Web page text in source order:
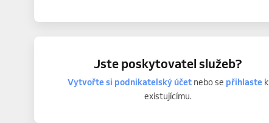
Jste poskytovatel služeb?
Vytvořte si podnikatelský účetnebo se přihlastek
existujícímu.